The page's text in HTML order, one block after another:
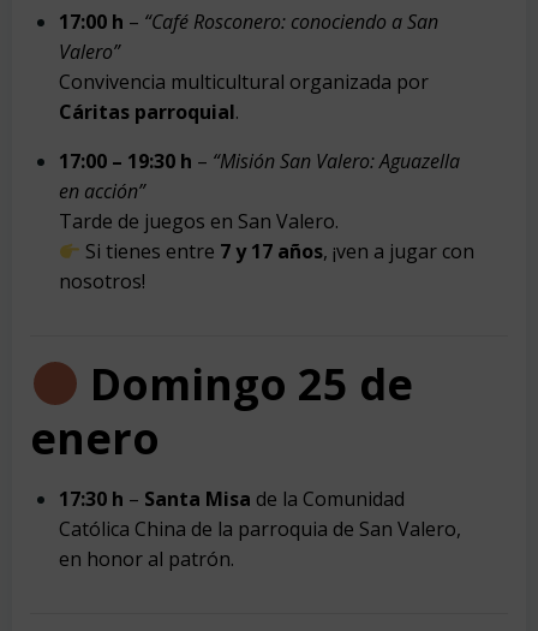
17:00 h – “Café Rosconero: conociendo a San
Valero”
Convivencia multicultural organizada por
Cáritas parroquial.
17:00 – 19:30 h – “Misión San Valero: Aguazella
en acción”
Tarde de juegos en San Valero.
Si tienes entre 7 y 17 años, ¡ven a jugar con
nosotros!
Domingo 25 de
enero
17:30 h – Santa Misa de la Comunidad
Católica China de la parroquia de San Valero,
en honor al patrón.